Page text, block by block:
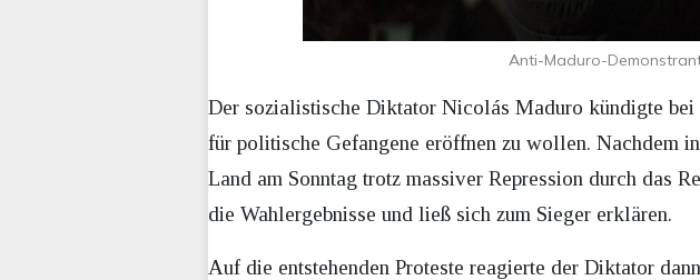
Anti-Maduro-
Der sozialistische Diktator Nicolás Maduro kündigte bei
für politische Gefangene eröffnen zu wollen. Nachdem
Land am Sonntag trotz massiver Repression durch das
die Wahlergebnisse und ließ sich zum Sieger erklären.
Auf die entstehenden Proteste reagierte der Diktator